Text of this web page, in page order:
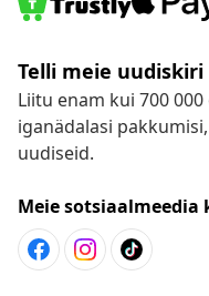
Telli meie uudiskiri
Liitu enam kui 700
iganädalasi
uudiseid.
Meie sotsiaalmeedia